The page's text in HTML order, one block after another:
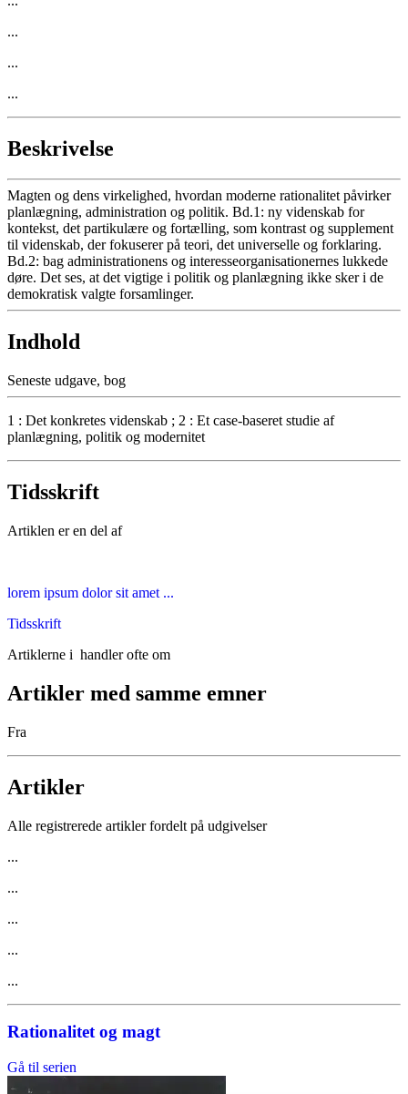
...
...
...
Beskrivelse
Magten og dens virkelighed, hvordan moderne rationalitet påvirker
planlægning, administration og politik. Bd.1: ny videnskab for
kontekst, det partikulære og fortælling, som kontrast og supplement
til videnskab, der fokuserer på teori, det universelle og forklaring.
Bd.2: bag administrationens og interesseorganisationernes lukkede
døre. Det ses, at det vigtige i politik og planlægning ikke sker i de
demokratisk valgte forsamlinger.
Indhold
Seneste udgave, bog
1 : Det konkretes videnskab ; 2 : Et case-baseret studie af
planlægning, politik og modernitet
Tidsskrift
Artiklen er en del af
lorem ipsum dolor sit amet ...
Tidsskrift
Artiklerne i handler ofte om
Artikler med samme emner
Fra
Artikler
Alle registrerede artikler fordelt på udgivelser
...
...
...
...
...
Rationalitet og magt
Gå til serien